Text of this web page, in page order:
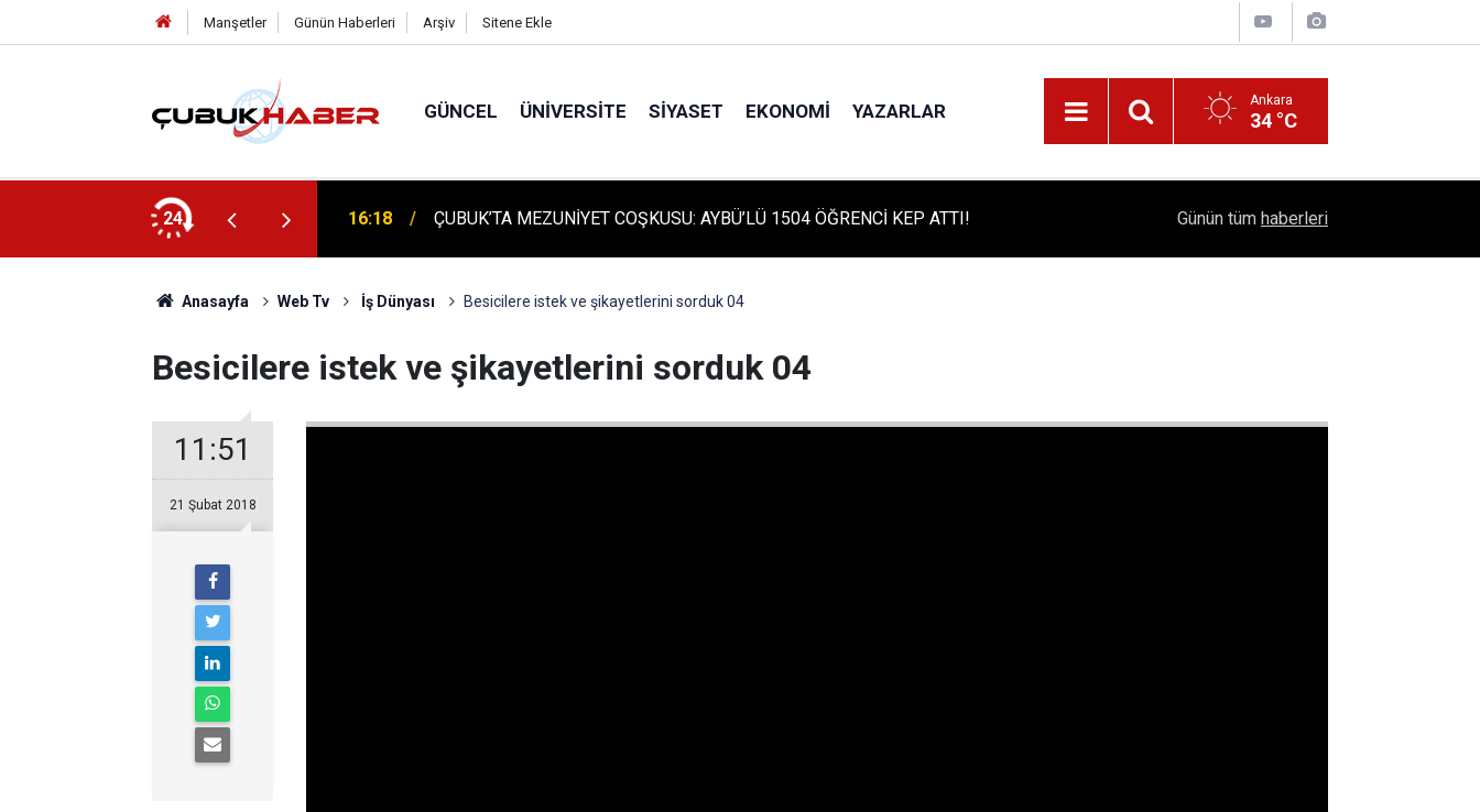
Manşetler Günün Haberleri Arşiv Sitene Ekle
GÜNCEL ÜNIVERSITE SIYASET EKONOMI YAZARLAR Ankara
34 °C
24 16:14
ÇUBUK'TA TARİHİ GÜN: PROTÜRK PLAZMA FRAKSİNASYON TESİSİ'NİN
TEMELİ ATILDI
Belli Oldu!
Günün tüm haberleri
Anasayfa Web Tv İş Dünyası Besicilere istek ve şikayetlerini sorduk 04
Besicilere istek ve şikayetlerini sorduk 04
11:51
21 Şubat 2018